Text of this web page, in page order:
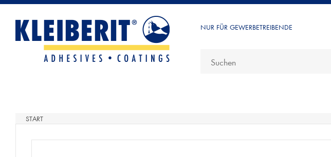
NUR FÜR GEWERBETREIBENDE
START